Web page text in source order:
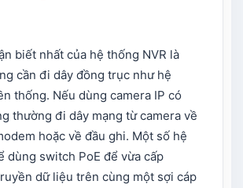
biết nhất của hệ thống NVR là
cần đi dây đồng trục như hệ
thống. Nếu dùng camera IP có
thường đi dây mạng từ camera về
hoặc về đầu ghi. Một số hệ
dùng switch PoE để vừa cấp
dữ liệu trên cùng một sợi cáp